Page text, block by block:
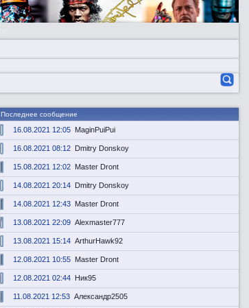
Последнее сообщение
16.08.2021 12:05 MaginPuiPui
16.08.2021 08:12 Dmitry Donskoy
15.08.2021 12:02 Master Dront
14.08.2021 20:14 Dmitry Donskoy
14.08.2021 12:43 Master Dront
13.08.2021 22:09 Alexmaster777
13.08.2021 15:14 ArthurHawk92
12.08.2021 10:55 Master Dront
12.08.2021 02:44 Ник95
11.08.2021 12:53 Александр2505